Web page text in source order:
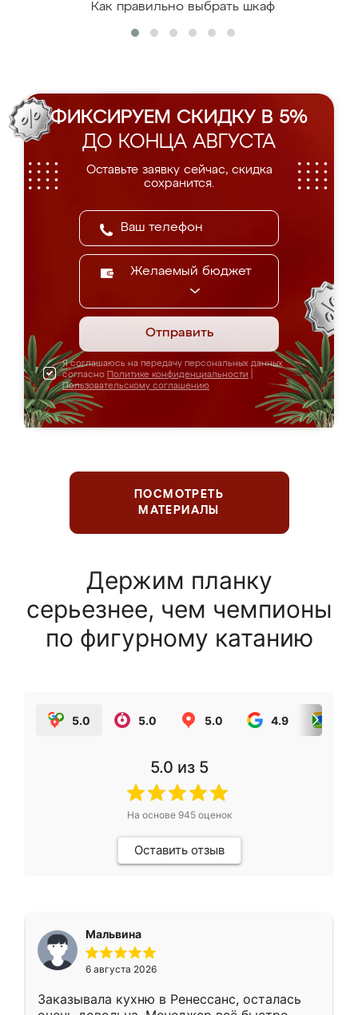
Как правильно выбрать шкаф
ФИКСИРУЕМ СКИДКУ В 5%
ДО КОНЦА АВГУСТА
Оставьте заявку сейчас, скидка
сохранится.
Желаемый бюджет
Отправить
Я соглашаюсь на передачу персональных данных
согласно Политике конфиденциальности
Пользовательскому соглашению
ПОСМОТРЕТЬ
МАТЕРИАЛЫ
Держим планку
серьезнее, чем чемпионы
по фигурному катанию
5.0 5.0 5.0 4.9
5.0 из 5
На основе 945оценок
Оставить отзыв
Мальвина
6 августа 2026
Заказывала кухню в Ренессанс, осталась